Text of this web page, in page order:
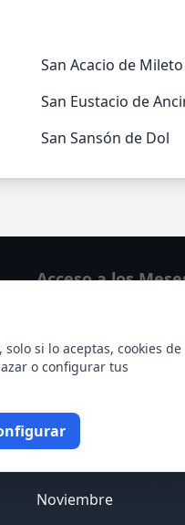
San Acacio de Mileto
San Eustacio de
San Sansón de Dol
si lo aceptas, cookies de
o configurar tus
Acceso a los
Marzo
Julio
Noviembre